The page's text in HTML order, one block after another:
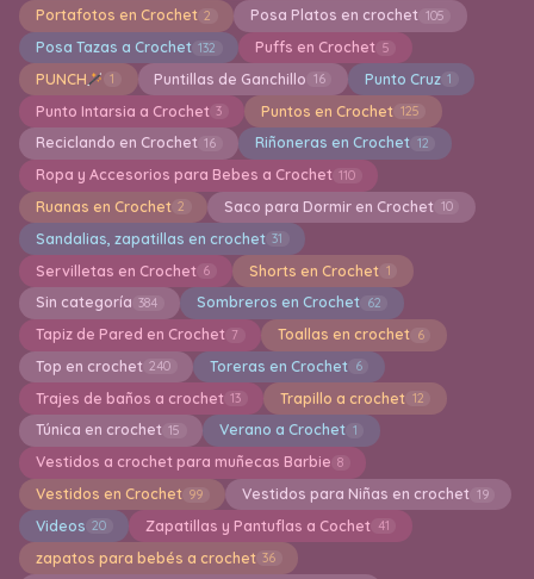
Portafotos en Crochet 2 Posa Platos en crochet 105
Posa Tazas a Crochet 132 Puffs en Crochet 5
PUNCH 1 Puntillas de Ganchillo 16 Punto Cruz 1
Punto Intarsia a Crochet 3 Puntos en Crochet 125
Reciclando en Crochet 16 Riñoneras en Crochet 12
Ropa y Accesorios para Bebes a Crochet 110
Ruanas en Crochet 2 Saco para Dormir en Crochet 10
Sandalias, zapatillas en crochet 31
Servilletas en Crochet 6 Shorts en Crochet 1
Sin categoría 384 Sombreros en Crochet 62
Tapiz de Pared en Crochet 7 Toallas en crochet 6
Top en crochet 240 Toreras en Crochet 6
Trajes de baños a crochet 13 Trapillo a crochet 12
Túnica en crochet 15 Verano a Crochet 1
Vestidos a crochet para muñecas Barbie 8
Vestidos en Crochet 99 Vestidos para Niñas en crochet 19
Videos 20 Zapatillas y Pantuflas a Cochet 41
zapatos para bebés a crochet 36